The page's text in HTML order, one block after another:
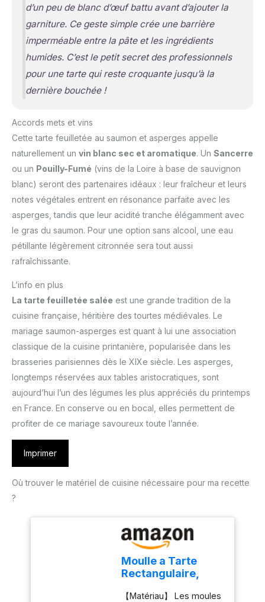
d’un peu de blanc d’œuf battu avant d’ajouter la
garniture. Ce geste simple crée une barrière
imperméable entre la pâte et les ingrédients
humides. C’est le petit secret des professionnels
pour une tarte qui reste croquante jusqu’à la
dernière bouchée !
Accords mets et vins
Cette tarte feuilletée au saumon et asperges appelle
naturellement un vin blanc sec et aromatique. Un Sancerre
ou un Pouilly-Fumé (vins de la Loire à base de sauvignon
blanc) seront des partenaires idéaux : leur fraîcheur et leurs
notes végétales entrent en résonance parfaite avec les
asperges, tandis que leur acidité tranche élégamment avec
le gras du saumon. Pour une option sans alcool, une eau
pétillante légèrement citronnée sera tout aussi
rafraîchissante.
L’info en plus
La tarte feuilletée salée est une grande tradition de la
cuisine française, héritière des tourtes médiévales. Le
mariage saumon-asperges est quant à lui une association
classique de la cuisine printanière, popularisée dans les
brasseries parisiennes dès le XIXe siècle. Les asperges,
longtemps réservées aux tables aristocratiques, sont
aujourd’hui l’un des légumes les plus appréciés du printemps
en France. En conserve ou en bocal, elles permettent de
profiter de ce mariage savoureux toute l’année.
Imprimer
Où trouver le matériel de cuisine nécessaire pour ma recette
?
Moulle a Tarte
Rectangulaire,
Acier Au Carbone,
【Matériau】 Les moules